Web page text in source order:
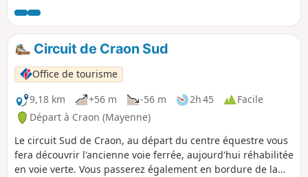
Circuit de Craon Sud
Office de tourisme
9,18 km
+56 m -56 m 2h 45
Facile
Départ à Craon (Mayenne)
Le circuit Sud de Craon, au départ du centre équestre vous
fera découvrir l'ancienne voie ferrée, aujourd'hui réhabilitée
en voie verte. Vous passerez également en bordure de la